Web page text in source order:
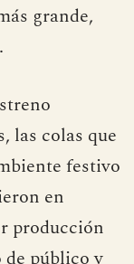
grande,
las colas que
festivo
en
producción
de público y